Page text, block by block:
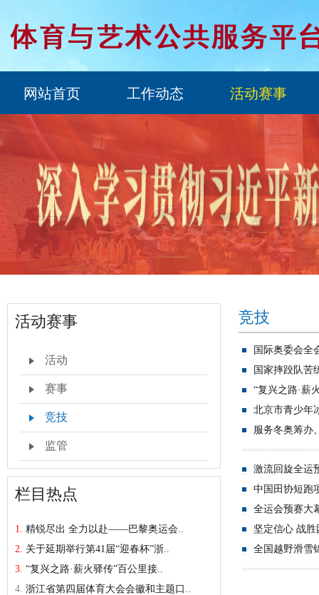
网站首页 工作动态 活动赛事
活动赛事
活动
赛事
竞技
监管
栏目热点
1.
精锐尽出 全力以赴——巴黎奥运会..
2.
关于延期举行第41届“迎春杯”浙..
3. “复兴之路·薪火驿传”百公里接..
4. 浙江省第四届体育大会会徽和主题口..
竞技
国际奥委会
国家摔跤队苦
“复兴之路·薪
北京市青少年
服务冬奥筹办
激流回旋全运
中国田协短跑
全运会预赛大
坚定信心 战
全国越野滑雪